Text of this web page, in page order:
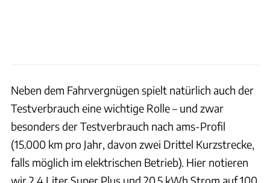
Neben dem Fahrvergnügen spielt natürlich auch der
Testverbrauch eine wichtige Rolle – und zwar
besonders der Testverbrauch nach ams-Profil
(15.000 km pro Jahr, davon zwei Drittel Kurzstrecke,
falls möglich im elektrischen Betrieb). Hier notieren
wir 2,4 Liter Super Plus und 20,5 kWh Strom auf 100